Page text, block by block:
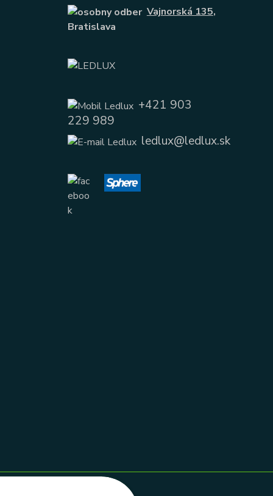
Vajnorská 135,
Bratislava
+421 903
229 989
ledlux@ledlux.sk